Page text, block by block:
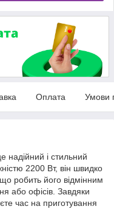
Оплата Умови
і стильний
2200 Вт, він швидко
робить його відмінним
або офісів. Завдяки
час на приготування